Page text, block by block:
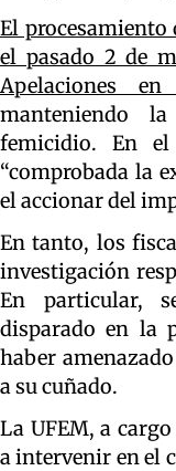
El
el pasado 2 de
Apelaciones
manteniendo
femicidio. En el
“comprobada la
el accionar del
En tanto, los
investigación
En particular,
disparado en la
haber
a su cuñado.
La UFEM, a
a intervenir en el